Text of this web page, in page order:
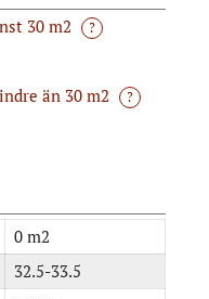
30 m2 ?
än 30 m2 ?
0 m2
32.5-33.5